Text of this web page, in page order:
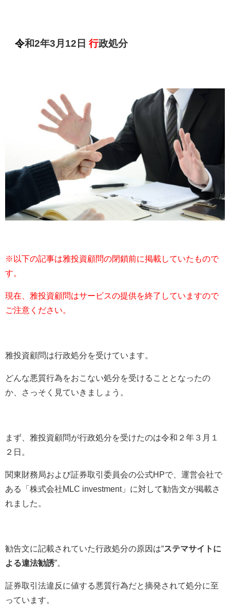
令和2年3月12日行政処分
※以下の記事は雅投資顧問の閉鎖前に掲載していたもので
す。
現在、雅投資顧問はサービスの提供を終了していますので
ご注意ください。
雅投資顧問は行政処分を受けています。
どんな悪質行為をおこない処分を受けることとなったの
か、さっそく見ていきましょう。
まず、雅投資顧問が行政処分を受けたのは令和２年３月１
２日。
関東財務局および証券取引委員会の公式HPで、運営会社で
ある「株式会社MLC investment」に対して勧告文が掲載さ
れました。
勧告文に記載されていた行政処分の原因は“ステマサイトに
よる違法勧誘”。
証券取引法違反に値する悪質行為だと摘発されて処分に至
っています。